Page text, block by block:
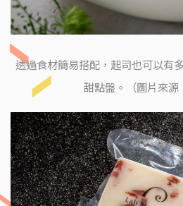
透過食材簡易搭配，起司也可以有
甜點盤。（圖片來源